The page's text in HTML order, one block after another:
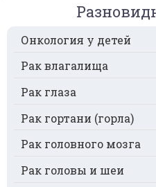
Онкология у детей
Рак влагалища
Рак глаза
Рак гортани (горла)
Рак головного мозга
Рак головы и шеи